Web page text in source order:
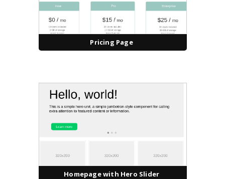
Pricing Page
Homepage with Hero Slider